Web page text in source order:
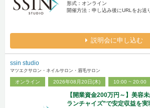
形式：オンライン
開催方法：申し込み後にURLをお送
説明会に申し込む
ssin studio
マツエクサロン・ネイルサロン・眉毛サロン
オンライン 2026年08月20日(木) 10:00 ~ 20:00
【開業資金200万円～】美容
ランチャイズ”で安定収益を実